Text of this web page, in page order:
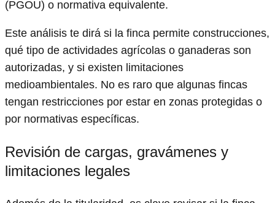
(PGOU) o normativa equivalente.
Este análisis te dirá si la finca permite construcciones,
qué tipo de actividades agrícolas o ganaderas son
autorizadas, y si existen limitaciones
medioambientales. No es raro que algunas fincas
tengan restricciones por estar en zonas protegidas o
por normativas específicas.
Revisión de cargas, gravámenes y
limitaciones legales